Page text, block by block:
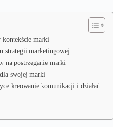
kontekście marki
strategii marketingowej
na postrzeganie marki
swojej marki
kreowanie komunikacji i działań